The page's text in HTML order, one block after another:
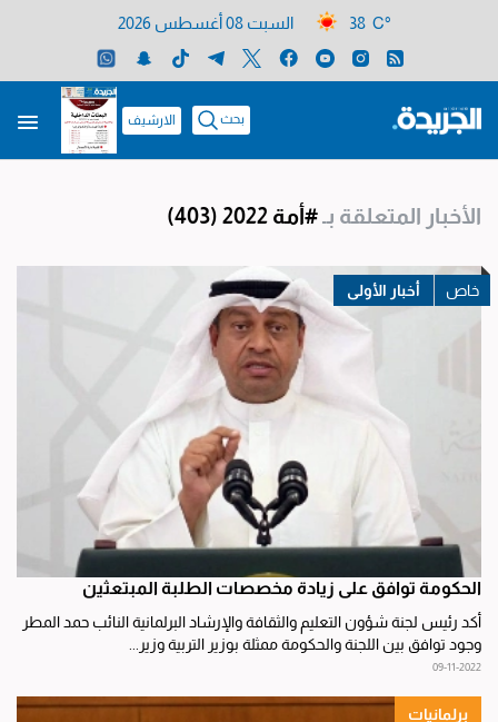
38 C° السبت 08 أغسطس 2026
بحث الارشيف
الأخبار المتعلقة بـ#أمة 2022 (403)
أخبار الأولى
الحكومة توافق على زيادة مخصصات الطلبة المبتعثين
أكد رئيس لجنة شؤون التعليم والثقافة والإرشاد البرلمانية النائب حمد المطر
وجود توافق بين اللجنة والحكومة ممثلة بوزير التربية وزير...
09-11-2022
برلمانيات